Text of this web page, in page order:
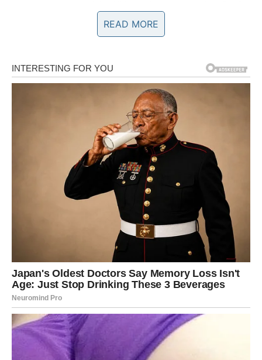
vas muči – sada izlazi na površinu.
Jer samo kroz iskrenost dolazi prava bliskost.
Prošlost i emocije: Oslobađanje
koje donosi mir
Ribe često nose emocije iz prošlosti duže nego što bi
trebalo. Ali sada dolazi trenutak kada se taj teret konačno
Možda kroz razgovor, možda kroz susret, možda kroz
unutrašnju spoznaju – ali dolazi do zatvaranja jednog
važnog poglavlja.
Ovo je trenutak kada opraštate.
Ne zbog drugih – već zbog sebe.
I upravo u tom trenutku počinje vaše pravo isceljenje.
READ MORE